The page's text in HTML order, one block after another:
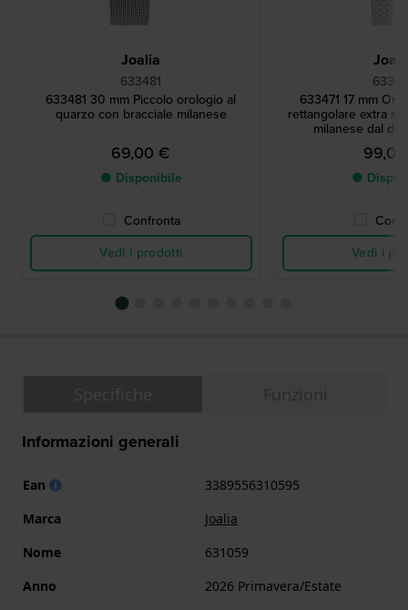
Joalia
633481
633481 30 mm Piccolo orologio al
quarzo con bracciale milanese
69,00 €
● Disponibile
Confronta
Vedi i prodotti
633471 17 mm
rettangolare extra
milanese dal
●
Vedi i
Informazioni generali
Ean
3389556310595
Marca
Joalia
Nome
631059
Anno
2026 Primavera/Estate